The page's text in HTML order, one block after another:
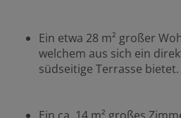
Ein etwa 28 m² großer
welchem aus sich ein
südseitige Terrasse bietet.